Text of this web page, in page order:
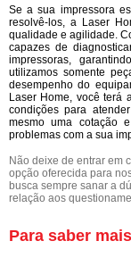
Se a sua impressora
resolvê-los, a Laser
qualidade e agilidade.
capazes de
impressoras,
utilizamos somente
desempenho do
Laser Home, você terá
condições para
mesmo uma cotação
problemas com a sua
Não deixe de entrar em
opção oferecida para
busca sempre sanar a
relação aos
Para saber